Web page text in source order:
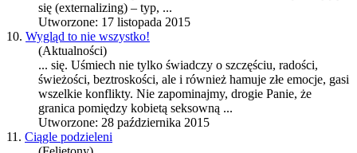
się (externalizing) – typ, ...
Utworzone: 17 listopada 2015
10. Wygląd to nie wszystko!
(Aktualności)
... się. Uśmiech nie tylko świadczy o szczęściu, radości,
świeżości, beztroskości, ale i również hamuje złe emocje, gasi
wszelkie konflikty. Nie zapominajmy, drogie Panie, że
granica pomiędzy kobietą seksowną ...
Utworzone: 28 października 2015
11. Ciągle podzieleni